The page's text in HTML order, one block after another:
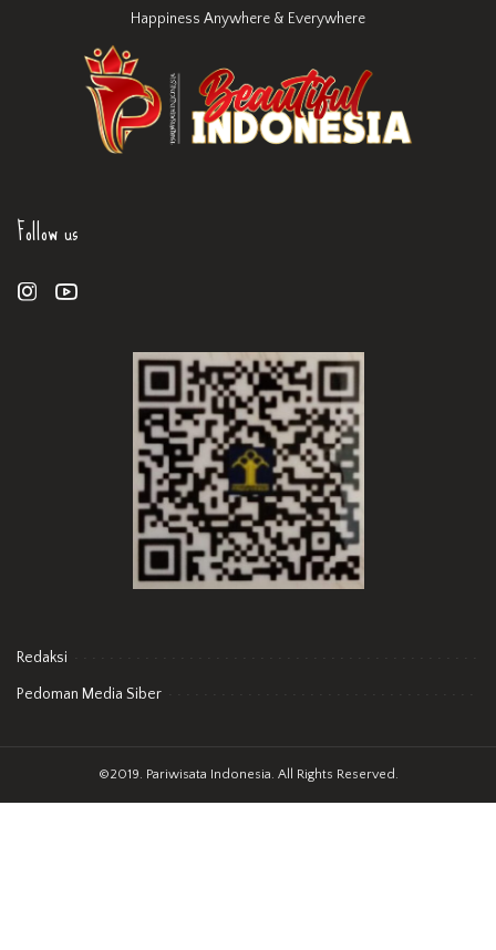
Happiness Anywhere & Everywhere
Follow us
Redaksi
Pedoman Media Siber
©2019. Pariwisata Indonesia. All Rights Reserved.